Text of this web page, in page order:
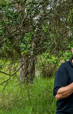
リー一家